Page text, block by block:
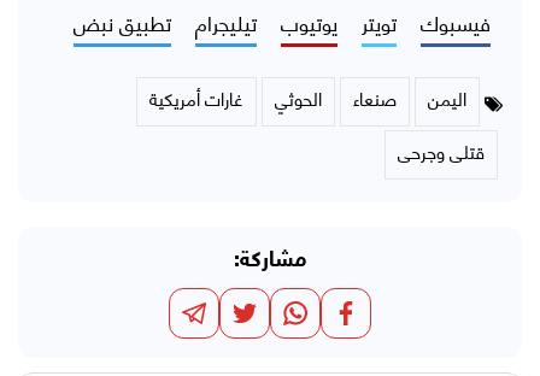
فيسبوك تويتر يوتيوب تيليجرام تطبيق نبض
اليمن صنعاء الحوثي
غارات أمريكية
قتلى وجرحى
مشاركة: